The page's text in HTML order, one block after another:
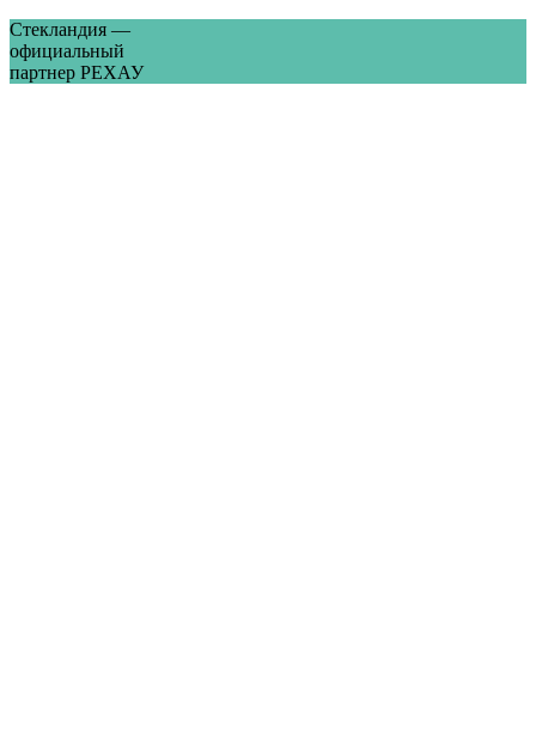
Стекландия —
официальный
партнер РЕХАУ